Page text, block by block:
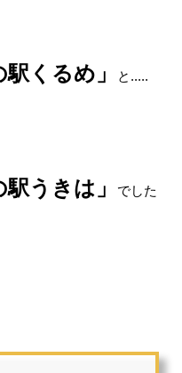
駅くるめ 」 と.....
駅うきは 」
でした